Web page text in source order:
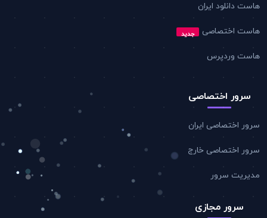
هاست دانلود ایران
هاست اختصاصی جدید
هاست وردپرس
سرور اختصاصی
سرور اختصاصی ایران
سرور اختصاصی خارج
مدیریت سرور
سرور مجازی